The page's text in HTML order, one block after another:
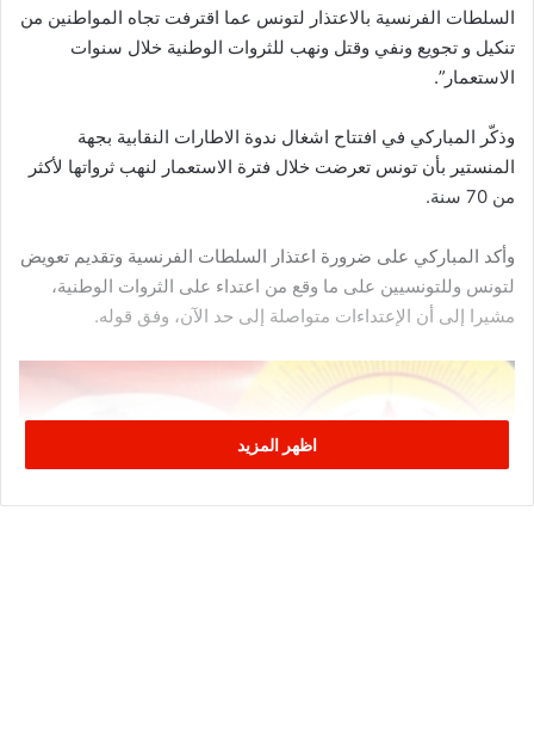
السلطات الفرنسية بالاعتذار لتونس عما اقترفت تجاه المواطنين من
تنكيل و تجويع ونفي وقتل ونهب للثروات الوطنية خلال سنوات
الاستعمار”.
وذكّر المباركي في افتتاح اشغال ندوة الاطارات النقابية بجهة
المنستير بأن تونس تعرضت خلال فترة الاستعمار لنهب ثرواتها لأكثر
من 70 سنة.
وأكد المباركي على ضرورة اعتذار السلطات الفرنسية وتقديم تعويض
لتونس وللتونسيين على ما وقع من اعتداء على الثروات الوطنية،
مشيرا إلى أن الإعتداءات متواصلة إلى حد الآن، وفق قوله.
اظهر المزيد